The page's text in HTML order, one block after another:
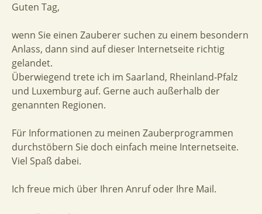
Guten Tag,
wenn Sie einen Zauberer suchen zu einem besondern
Anlass, dann sind auf dieser Internetseite richtig
gelandet.
Überwiegend trete ich im Saarland, Rheinland-Pfalz
und Luxemburg auf. Gerne auch außerhalb der
genannten Regionen.
Für Informationen zu meinen Zauberprogrammen
durchstöbern Sie doch einfach meine Internetseite.
Viel Spaß dabei.
Ich freue mich über Ihren Anruf oder Ihre Mail.